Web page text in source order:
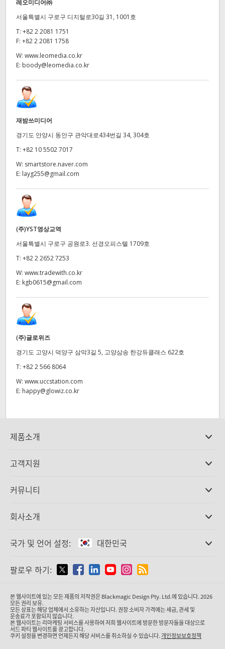
레오미디어㈜
서울특별시 구로구 디지털로30길 31, 1001호
T: +82 2 2081 1751
F: +82 2 2081 1758
W: www.leomedia.co.kr
E: boody@leomedia.co.kr
재밤쓰미디어
경기도 안양시 동안구 관악대로434번길 34, 304호
T: +82 10 5502 7017
W: smartstore.naver.com
E: layg255@gmail.com
(주)YST영상교역
서울특별시 구로구 공원로3. 선경오피스텔 1709호
T: +82 2 2652 7253
W: www.tradewith.co.kr
E: kgb0615@gmail.com
(주)글로위즈
경기도 고양시 덕양구 삼막3길 5, 고양삼송 한강듀클래스 622호
T: +82 2 566 8064
W: www.uccstation.com
E: happy@glowiz.co.kr
제품소개
DaVinci Resolve와 Fusion 소프트웨어
Ultimatte
캡쳐 및 재생
표준 변환
네트워크 스토리지
라우팅 및 분배
스트리밍·인코딩
고객지원
고객지원 센터
커뮤니티
회사소개
회사 소개
미디어
국가 및 언어 설정: 대한민국
국가 및 언어를 설정하세요
Australia
Austria
팔로우 하기:
본 웹사이트에 있는 모든 제품의 저작권은 Blackmagic Design Pty. Ltd.에 있습니다. 2026
모든 권리 보유.
모든 상표는 해당 업체에서 소유하는 자산입니다. 권장 소비자 가격에는 세금, 관세 및
운송료가 포함되지 않습니다.
본 웹사이트는 리마케팅 서비스를 사용하여 저희 웹사이트에 방문한 방문자들을 대상으로
서드 파티 웹사이트를 광고합니다.
쿠키 설정을 변경하면 언제든지 해당 서비스를 취소하실 수 있습니다.개인정보보호정책